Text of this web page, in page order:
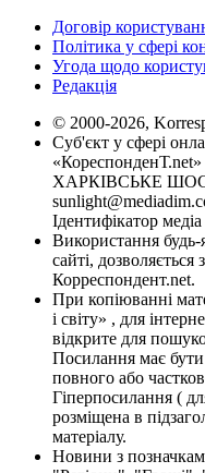
Договір
Політика у сфері
Угода щодо
Редакція
© 2000-2026,
Суб'єкт у сфері
ХАРКІВСЬКЕ ШОСЕ,
Ідентифікатор
Використання будь-
сайті,
Корреспондент.net.
При копіюванні
і світу» , для
відкрите для
Посилання має бути
повного або
Гіперпосилання (
розміщена в
матеріалу.
Новини з